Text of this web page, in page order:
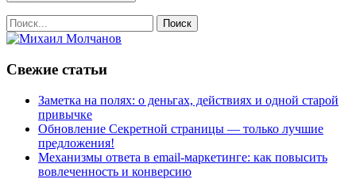
Свежие статьи
Заметка на полях: о деньгах, действиях и одной старой
привычке
Обновление Секретной страницы — только лучшие
предложения!
Механизмы ответа в email-маркетинге: как повысить
вовлеченность и конверсию